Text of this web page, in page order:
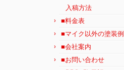
入稿方法
■料金表
■マイク以外の塗装例
■会社案内
■お問い合わせ